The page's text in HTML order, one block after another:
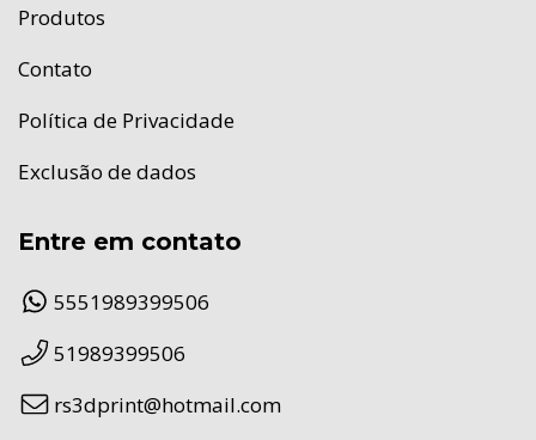
Produtos
Contato
Política de Privacidade
Exclusão de dados
Entre em contato
5551989399506
51989399506
rs3dprint@hotmail.com